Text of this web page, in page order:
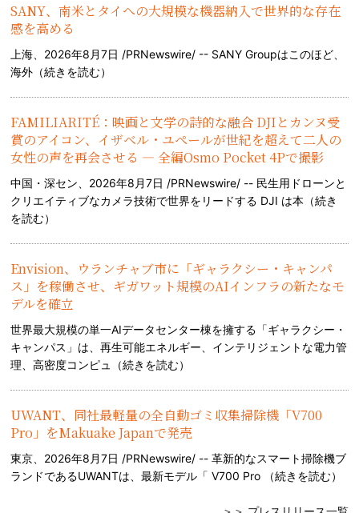
SANY、南米とタイへの大規模な機器納入で世界的な存在
感を高める
上海、2026年8月7日 /PRNewswire/ -- SANY Groupはこのほど、
海外（続きを読む）
FAMILIARITÉ：映画と文学の詩的な融合 DJIとカンヌ受
賞のアイコン、イザベル・ユペールが世紀を超えて二人の
女性の声を再会させる — 全編Osmo Pocket 4Pで撮影
中国・深セン、2026年8月7日 /PRNewswire/ -- 民生用ドローンと
クリエイティブなカメラ技術で世界をリードする DJI は本（続き
を読む）
Envision、ウランチャブ市に「ギャラクシー・キャンパ
ス」を稼働させ、ギガワット規模のAIインフラの新たなモ
デルを確立
世界最大規模の単一AIデータセンター棟を擁する「ギャラクシー・
キャンパス」は、再生可能エネルギー、インテリジェントな電力管
理、高密度コンピュ（続きを読む）
UWANT、同社最軽量の全自動ゴミ収集掃除機「V700
Pro」をMakuake Japanで発売
東京、2026年8月7日 /PRNewswire/ -- 革新的なスマート掃除機ブ
ランドであるUWANTは、最新モデル「 V700 Pro （続きを読む）